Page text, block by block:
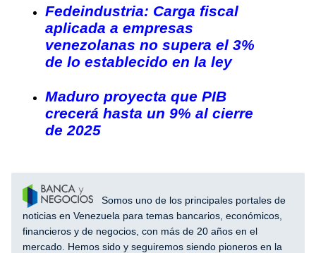
Fedeindustria: Carga fiscal
aplicada a empresas
venezolanas no supera el 3%
de lo establecido en la ley
Maduro proyecta que PIB
crecerá hasta un 9% al cierre
de 2025
Somos uno de los principales portales de
noticias en Venezuela para temas bancarios, económicos,
financieros y de negocios, con más de 20 años en el
mercado. Hemos sido y seguiremos siendo pioneros en la